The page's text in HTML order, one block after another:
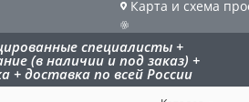
Карта и схема
специалисты +
(в наличии и под заказ) +
+ доставка по всей России